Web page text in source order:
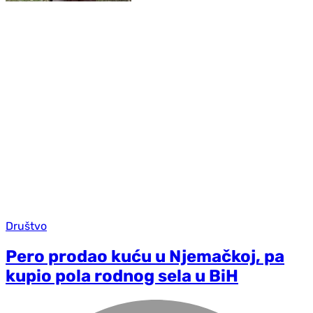
Društvo
Pero prodao kuću u Njemačkoj, pa
kupio pola rodnog sela u BiH